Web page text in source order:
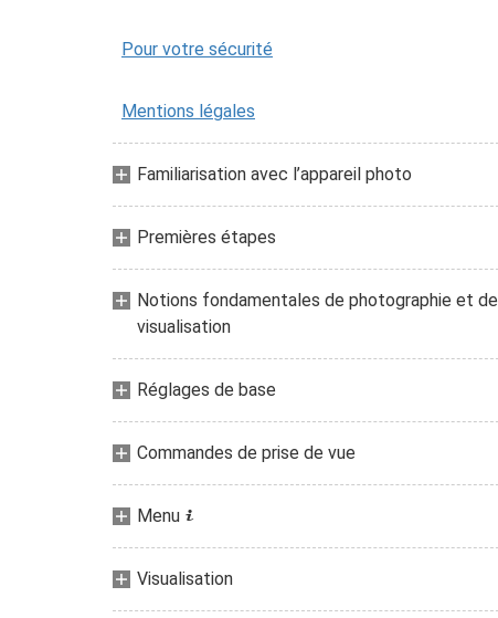
Pour votre sécurité
Mentions légales
Familiarisation avec l’appareil photo
Premières étapes
Notions fondamentales de photographie et de
visualisation
Réglages de base
Commandes de prise de vue
Menu i
Visualisation